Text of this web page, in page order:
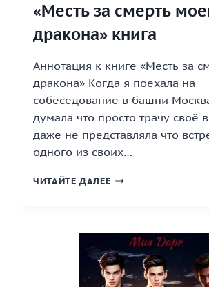
«Месть за смерть
дракона» книга
Аннотация к книге «Месть за
дракона» Когда я поехала на
собеседование в башни
думала что просто трачу своё
даже не представляла что
одного из своих…
ЧИТАЙТЕ ДАЛЕЕ «МЕСТЬ
ДРАКОНА»
КНИГА